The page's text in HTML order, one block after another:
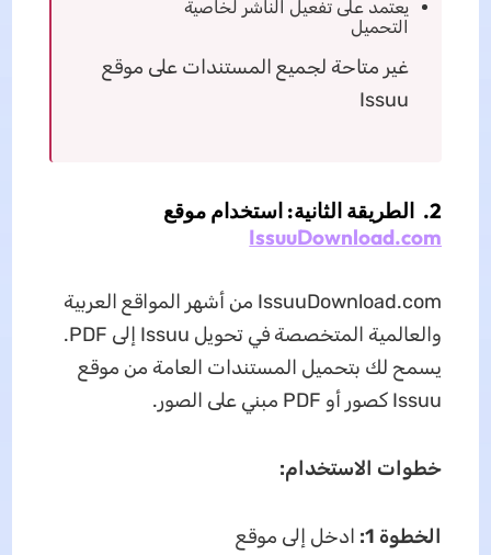
يعتمد على تفعيل الناشر لخاصية
التحميل
غير متاحة لجميع المستندات على موقع
Issuu
2. الطريقة الثانية: استخدام موقع
IssuuDownload.com
IssuuDownload.com من أشهر المواقع العربية
والعالمية المتخصصة في تحويل Issuu إلى PDF.
يسمح لك بتحميل المستندات العامة من موقع
Issuu كصور أو PDF مبني على الصور.
خطوات الاستخدام:
الخطوة 1:
ادخل إلى موقع